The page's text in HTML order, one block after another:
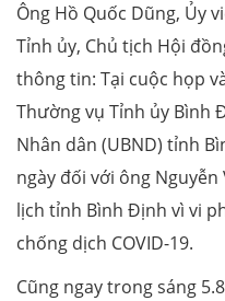
Ông Hồ Quốc Dũng, Ủy
Tỉnh ủy, Chủ tịch Hội
thông tin: Tại cuộc họp
Thường vụ Tỉnh ủy Bình
Nhân dân (UBND) tỉnh
ngày đối với ông Nguyễn
lịch tỉnh Bình Định vì vi
chống dịch COVID-19.
Cũng ngay trong sáng